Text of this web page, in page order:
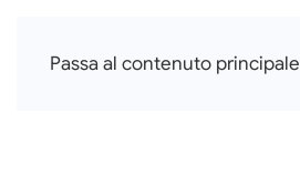
Passa al contenuto principale
Francesca Di Falco